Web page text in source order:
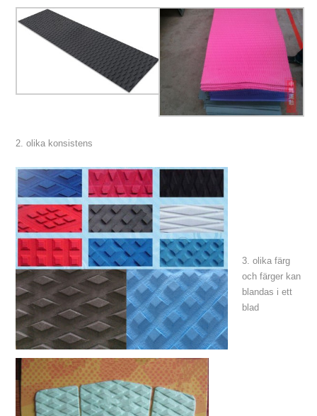
2. olika konsistens
3. olika färg
och färger kan
blandas i ett
blad